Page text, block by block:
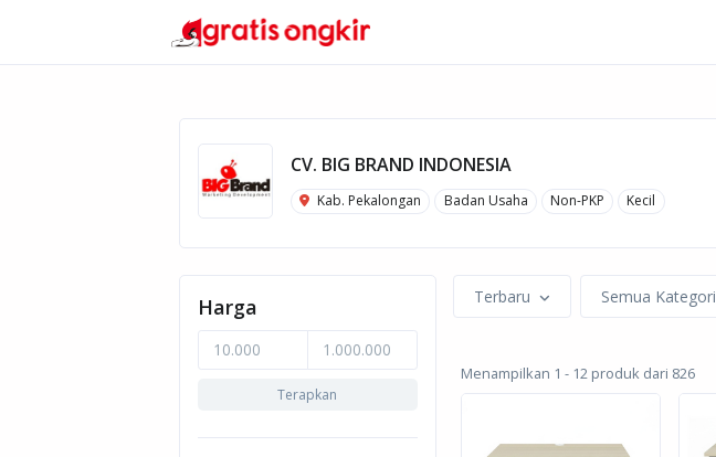
CV. BIG BRAND INDONESIA
Kab. Pekalongan Badan Usaha Non-PKP Kecil
Harga
Terapkan
Terbaru Semua Kategori
Menampilkan 1 - 12 produk dari 826